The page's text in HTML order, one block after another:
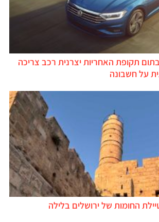
תקופת האחריות יצרנית רכב צריכה
על חשבונה
החומות של ירושלים בלילה